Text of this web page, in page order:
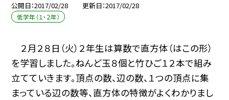
公開日 2017/02/28 更新日 2017/02/28
低学年（１・２年）
２月２８日（火）２年生は算数で直方体（はこの形）
を学習しました。ねんど玉８個と竹ひご１２本で組み
立てていきます。頂点の数、辺の数、１つの頂点に集
まっている辺の数等、直方体の特徴がよくわかりまし